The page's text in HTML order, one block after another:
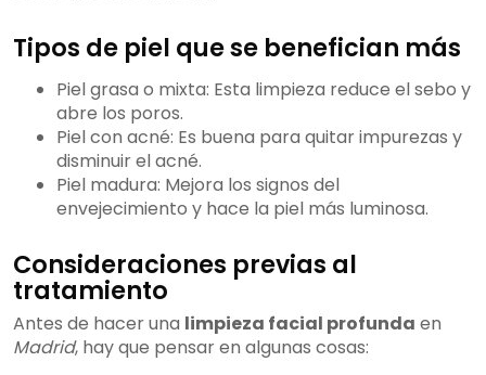
Tipos de piel que se benefician más
Piel grasa o mixta: Esta limpieza reduce el sebo y
abre los poros.
Piel con acné: Es buena para quitar impurezas y
disminuir el acné.
Piel madura: Mejora los signos del
envejecimiento y hace la piel más luminosa.
Consideraciones previas al
tratamiento
Antes de hacer una limpieza facial profunda en
Madrid, hay que pensar en algunas cosas: